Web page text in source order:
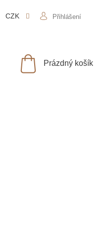
CZK Přihlášení
NÁKUPNÍ
Prázdný košík